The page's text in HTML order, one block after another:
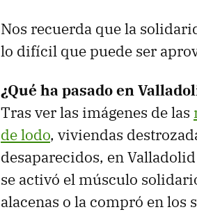
Nos recuerda que la
lo difícil que puede ser
¿Qué ha pasado en
Tras ver las imágenes de las
de lodo, viviendas
desaparecidos, en
se activó el músculo
alacenas o la compró en los